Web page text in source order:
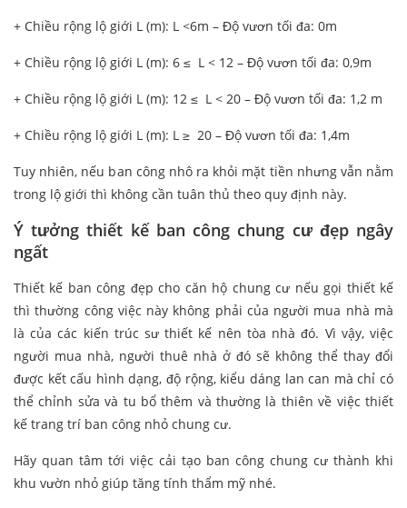
+ Chiều rộng lộ giới L (m): L <6m – Độ vươn tối đa: 0m
+ Chiều rộng lộ giới L (m): 6 ≤ L < 12 – Độ vươn tối đa: 0,9m
+ Chiều rộng lộ giới L (m): 12 ≤ L < 20 – Độ vươn tối đa: 1,2 m
+ Chiều rộng lộ giới L (m): L ≥ 20 – Độ vươn tối đa: 1,4m
Tuy nhiên, nếu ban công nhô ra khỏi mặt tiền nhưng vẫn nằm
trong lộ giới thì không cần tuân thủ theo quy định này.
Ý tưởng thiết kế ban công chung cư đẹp ngây
ngất
Thiết kế ban công đẹp cho căn hộ chung cư nếu gọi thiết kế
thì thường công việc này không phải của người mua nhà mà
là của các kiến trúc sư thiết kế nên tòa nhà đó. Vì vậy, việc
người mua nhà, người thuê nhà ở đó sẽ không thể thay đổi
được kết cấu hình dạng, độ rộng, kiểu dáng lan can mà chỉ có
thể chỉnh sửa và tu bổ thêm và thường là thiên về việc thiết
kế trang trí ban công nhỏ chung cư.
Hãy quan tâm tới việc cải tạo ban công chung cư thành khi
khu vườn nhỏ giúp tăng tính thẩm mỹ nhé.